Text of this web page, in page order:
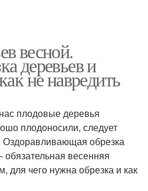
весной.
деревьев и
не навредить
плодовые деревья
плодоносили, следует
Оздоравливающая обрезка
обязательная весенняя
для чего нужна обрезка и как